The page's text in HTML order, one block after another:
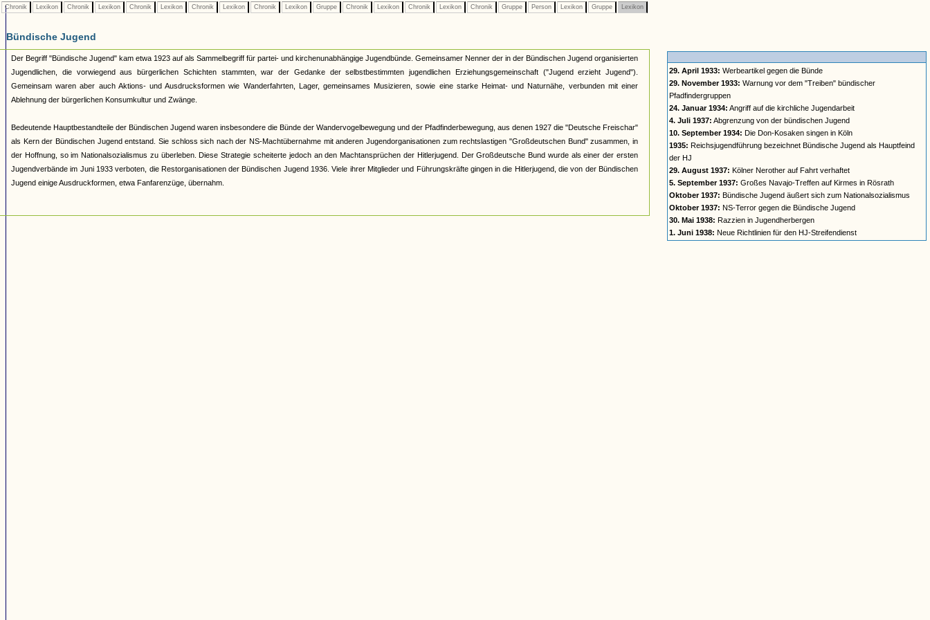
Chronik Lexikon Chronik Lexikon Chronik Lexikon Chronik Lexikon Chronik Lexikon Gruppe Chronik Lexikon Chronik Lexikon Chronik Gruppe Person Lexikon Gruppe Lexikon
Bündische Jugend
Der Begriff "Bündische Jugend" kam etwa 1923 auf als Sammelbegriff für partei- und kirchenunabhängige Jugendbünde. Gemeinsamer Nenner der in der Bündischen Jugend organisierten
Jugendlichen, die vorwiegend aus bürgerlichen Schichten stammten, war der Gedanke der selbstbestimmten jugendlichen Erziehungsgemeinschaft ("Jugend erzieht Jugend").
Gemeinsam waren aber auch Aktions- und Ausdrucksformen wie Wanderfahrten, Lager, gemeinsames Musizieren, sowie eine starke Heimat- und Naturnähe, verbunden mit einer
Ablehnung der bürgerlichen Konsumkultur und Zwänge.
Bedeutende Hauptbestandteile der Bündischen Jugend waren insbesondere die Bünde der Wandervogelbewegung und der Pfadfinderbewegung, aus denen 1927 die "Deutsche Freischar"
als Kern der Bündischen Jugend entstand. Sie schloss sich nach der NS-Machtübernahme mit anderen Jugendorganisationen zum rechtslastigen "Großdeutschen Bund" zusammen, in
der Hoffnung, so im Nationalsozialismus zu überleben. Diese Strategie scheiterte jedoch an den Machtansprüchen der Hitlerjugend. Der Großdeutsche Bund wurde als einer der ersten
Jugendverbände im Juni 1933 verboten, die Restorganisationen der Bündischen Jugend 1936. Viele ihrer Mitglieder und Führungskräfte gingen in die Hitlerjugend, die von der Bündischen
Jugend einige Ausdruckformen, etwa Fanfarenzüge, übernahm.
29. April 1933: Werbeartikel gegen die Bünde
29. November 1933: Warnung vor dem "Treiben" bündischer
Pfadfindergruppen
24. Januar 1934: Angriff auf die kirchliche Jugendarbeit
4. Juli 1937: Abgrenzung von der bündischen Jugend
10. September 1934: Die Don-Kosaken singen in Köln
1935: Reichsjugendführung bezeichnet Bündische Jugend als Hauptfeind
der HJ
29. August 1937: Kölner Nerother auf Fahrt verhaftet
5. September 1937: Großes Navajo-Treffen auf Kirmes in Rösrath
Oktober 1937: Bündische Jugend äußert sich zum Nationalsozialismus
Oktober 1937: NS-Terror gegen die Bündische Jugend
30. Mai 1938: Razzien in Jugendherbergen
1. Juni 1938: Neue Richtlinien für den HJ-Streifendienst